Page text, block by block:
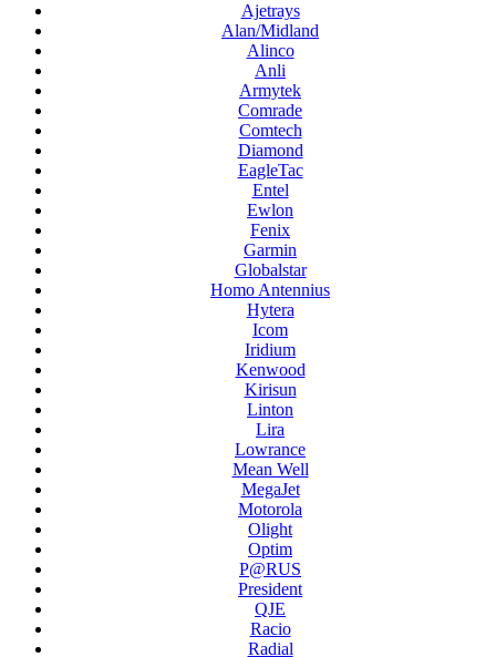
Ajetrays
Alan/Midland
Alinco
Anli
Armytek
Comrade
Comtech
Diamond
EagleTac
Entel
Ewlon
Fenix
Garmin
Globalstar
Homo Antennius
Hytera
Icom
Iridium
Kenwood
Kirisun
Linton
Lira
Lowrance
Mean Well
MegaJet
Motorola
Olight
Optim
P@RUS
President
QJE
Racio
Radial